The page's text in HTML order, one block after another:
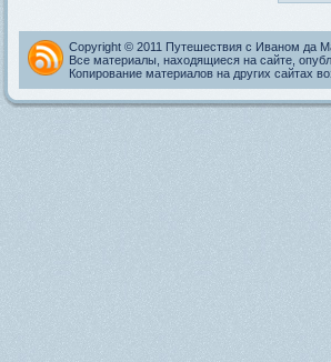
Copyright © 2011 Путешествия с Иваном да
Все материалы, находящиеся на сайте,
Копирование материалов на других сайтах